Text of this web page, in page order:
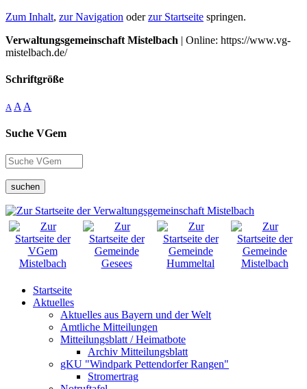
Zum Inhalt, zur Navigation oderzur Startseite springen.
Verwaltungsgemeinschaft Mistelbach | Online: https://www.vg-
mistelbach.de/
Schriftgröße
A A A
Suche VGem
suchen
Startseite
Aktuelles
Aktuelles aus Bayern und der Welt
Amtliche Mitteilungen
Mitteilungsblatt / Heimatbote
Archiv Mitteilungsblatt
gKU "Windpark Pettendorfer Rangen"
Stromertrag